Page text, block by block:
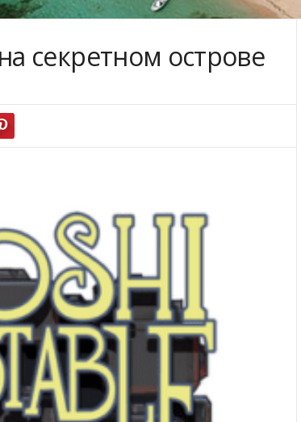
секретном острове